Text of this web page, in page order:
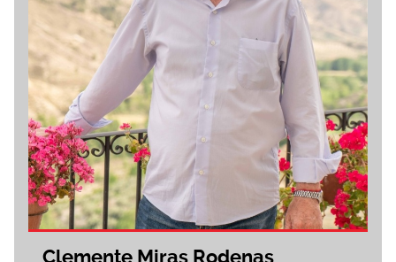
Clemente Miras Rodenas